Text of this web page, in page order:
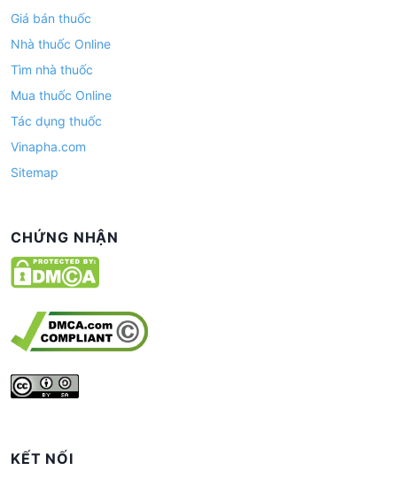
Giá bán thuốc
Nhà thuốc Online
Tìm nhà thuốc
Mua thuốc Online
Tác dụng thuốc
Vinapha.com
Sitemap
CHỨNG NHẬN
KẾT NỐI